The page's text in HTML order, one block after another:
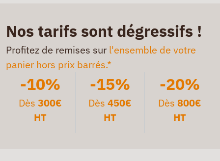
Nos tarifs sont dégressifs !
Profitez de remises sur l'ensemble de votre
panier hors prix barrés.*
-10%
Dès300€
HT
-15%
Dès 450€
HT
-20%
Dès 800€
HT